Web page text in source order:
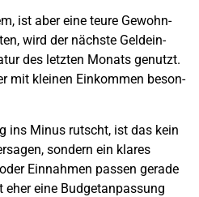
ist aber eine teu­re Gewohn­
wird der nächs­te Geld­ein­
des letz­ten Monats genutzt.
mit klei­nen Ein­kom­men beson­
ins Minus rutscht, ist das kein
son­dern ein kla­res
Ein­nah­men pas­sen gera­de
eine Bud­ge­t­an­pas­sung